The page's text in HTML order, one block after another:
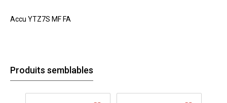
Accu YTZ7S MF FA
Produits semblables